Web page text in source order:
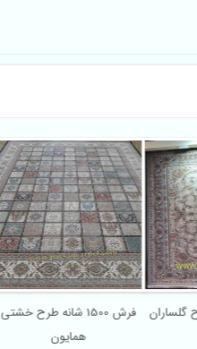
فرش 1500 شانه طرح خشتی
همایون